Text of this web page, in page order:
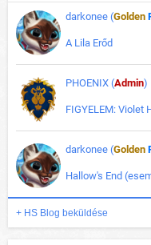
darkonee (Golden
A Lila Erőd
PHOENIX (Admin)
FIGYELEM: Violet
darkonee (Golden
Hallow's End
+ HS Blog beküldése